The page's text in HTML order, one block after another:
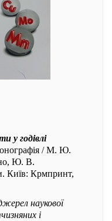
у годівлі
/ М. Ю.
Ю. В.
Київ: Крмпринт,
наукової
і